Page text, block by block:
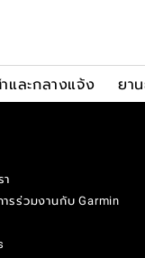
และกลางแจ้ง ยา
า
ารร่วมงานกับ Garmin